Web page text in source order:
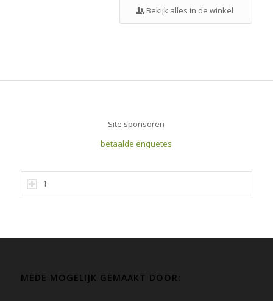
Bekijk alles in de winkel
Site sponsoren
betaalde enquetes
1
MEDE MOGELIJK GEMAAKT DOOR: